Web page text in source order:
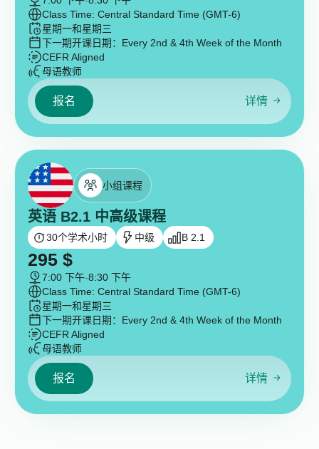
Class Time: Central Standard Time (GMT-6)
星期一和星期三
下一期开课日期： Every 2nd & 4th Week of the Month
CEFR Aligned
母语教师
报名 详情
小组课程
英语 B2.1 中高级课程
30个学术小时 中级 B 2.1
295 $
7:00 下午-8:30 下午
Class Time: Central Standard Time (GMT-6)
星期一和星期三
下一期开课日期： Every 2nd & 4th Week of the Month
CEFR Aligned
母语教师
报名 详情